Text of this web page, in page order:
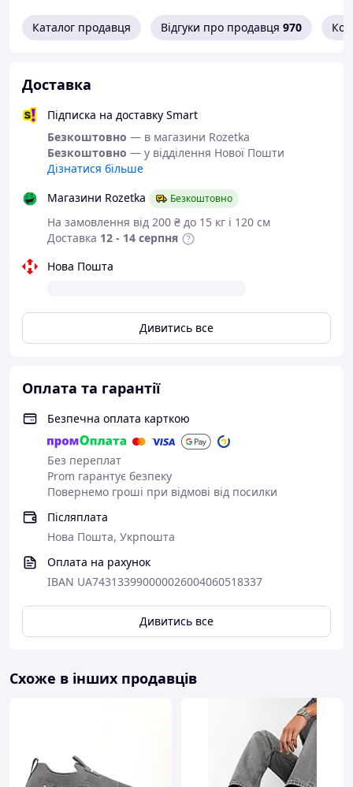
Якісне взуття від
українського
виробника
Шкіряні мокасини
серії "Maxus
Одна з переваг - цілісна, стійка до
стирання, не вимагає "профілактики"
Глибока посадка ноги, спеціально
комфортно.
Якісна, м'яка, натуральна шкіра і зручна
колодка, добре виглядають, як під
В п'яткової і носкової частинах взуття
стоять вставки - що служать для
збереження зовнішнього вигляду і
форми.
Обов'язковим елементом є супінатор.
Фабричне виробництво.
На фото реальний товар який ви
отримаєте. Будуть питання, задавайте,
не соромтеся!
Колір: чорний.
Матеріал верху:
якості шкіра.
Матеріал середини:текстиль і шкіряна
Матеріал підошви:піна, легка і зручна.
=== Замовлення ===
розміру, для цього зателефонуйте або
напишіть.
Дзвінок краще, відразу отримаєте всю
Відповідь через e-mail може прийти
через кілька годин. Ви задали питання,
але в перебігу 4-5 годин не отримали
Каталог продавця Відгуки про продавця 970
Доставка
Підписка на доставку Smart
Безкоштовно — в магазини Rozetka
Безкоштовно — у відділення Нової Пошти
Дізнатися більше
Магазини Rozetka
Безкоштовно
На замовлення від 200 ₴ до 15 кг і 120 см
Доставка 12 - 14 серпня
Нова Пошта
Дивитись все
Оплата та гарантії
Безпечна оплата карткою
Без переплат
Prom гарантує безпеку
Повернемо гроші при відмові від посилки
Післяплата
Нова Пошта, Укрпошта
Оплата на рахунок
IBAN UA743133990000026004060518337
Дивитись все
Схоже в інших продавців